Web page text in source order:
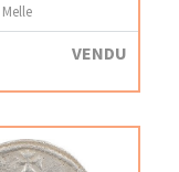
VENDU